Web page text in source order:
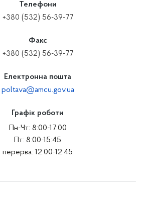
Телефони
+380 (532) 56-39-77
Факс
+380 (532) 56-39-77
Електронна пошта
poltava@amcu.gov.ua
Графік роботи
Пн-Чт: 8:00-17:00
Пт: 8:00-15:45
перерва: 12:00-12:45